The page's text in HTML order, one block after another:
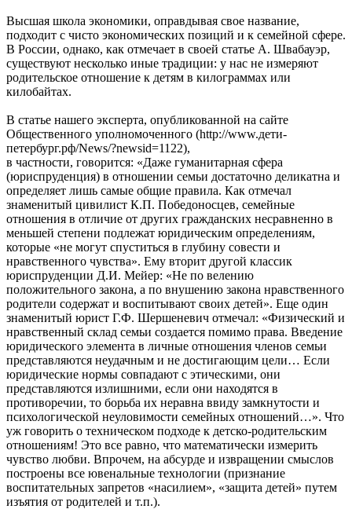
Высшая школа экономики, оправдывая свое название,
подходит с чисто экономических позиций и к семейной сфере.
В России, однако, как отмечает в своей статье А. Швабауэр,
существуют несколько иные традиции: у нас не измеряют
родительское отношение к детям в килограммах или
килобайтах.
В статье нашего эксперта, опубликованной на сайте
Общественного уполномоченного (http://www.дети-
петербург.рф/News/?newsid=1122),
в частности, говорится: «Даже гуманитарная сфера
(юриспруденция) в отношении семьи достаточно деликатна и
определяет лишь самые общие правила. Как отмечал
знаменитый цивилист К.П. Победоносцев, семейные
отношения в отличие от других гражданских несравненно в
меньшей степени подлежат юридическим определениям,
которые «не могут спуститься в глубину совести и
нравственного чувства». Ему вторит другой классик
юриспруденции Д.И. Мейер: «Не по велению
положительного закона, а по внушению закона нравственного
родители содержат и воспитывают своих детей». Еще один
знаменитый юрист Г.Ф. Шершеневич отмечал: «Физический и
нравственный склад семьи создается помимо права. Введение
юридического элемента в личные отношения членов семьи
представляются неудачным и не достигающим цели… Если
юридические нормы совпадают с этическими, они
представляются излишними, если они находятся в
противоречии, то борьба их неравна ввиду замкнутости и
психологической неуловимости семейных отношений…». Что
уж говорить о техническом подходе к детско-родительским
отношениям! Это все равно, что математически измерить
чувство любви. Впрочем, на абсурде и извращении смыслов
построены все ювенальные технологии (признание
воспитательных запретов «насилием», «защита детей» путем
изъятия от родителей и т.п.).